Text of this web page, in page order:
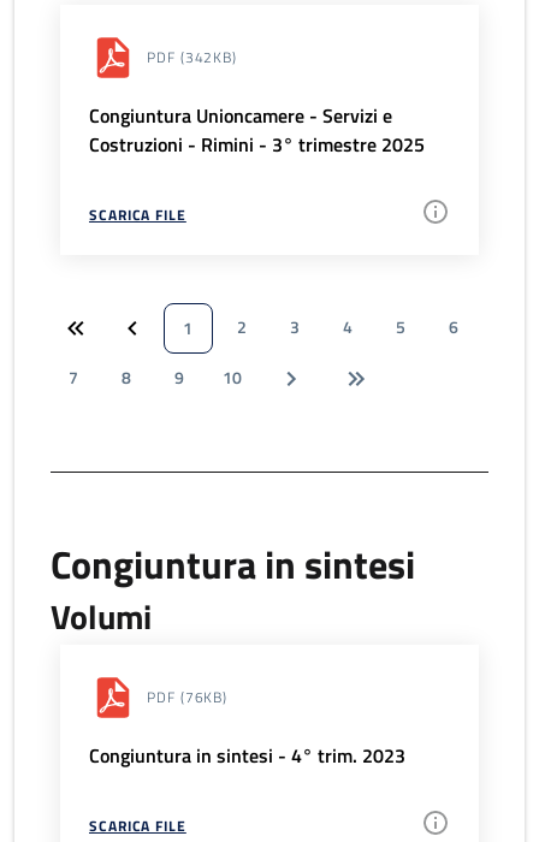
PDF (342KB)
Congiuntura Unioncamere - Servizi e
Costruzioni - Rimini - 3° trimestre 2025
SCARICA FILE
1 2 3 4 5
6
7
8 9 10
Congiuntura in sintesi
Volumi
PDF (76KB)
Congiuntura in sintesi - 4° trim. 2023
SCARICA FILE